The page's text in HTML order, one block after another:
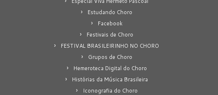
Estudando Choro
Facebook
Festivais de Choro
FESTIVAL BRASILEIRINHO NO CHORO
Grupos de Choro
Hemeroteca Digital do Choro
Histórias da Música Brasileira
Iconografia do Choro